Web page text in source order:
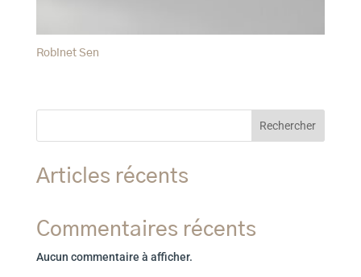
Robinet Sen
Rechercher
Articles récents
Commentaires récents
Aucun commentaire à afficher.